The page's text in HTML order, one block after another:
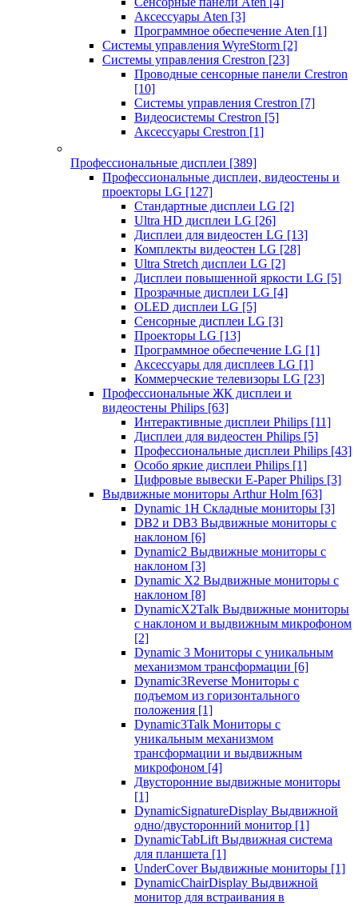
Аксессуары Aten [3]
Программное обеспечение Aten [1]
Системы управления WyreStorm [2]
Системы управления Crestron [23]
Проводные сенсорные панели Crestron
[10]
Системы управления Crestron [7]
Видеосистемы Crestron [5]
Аксессуары Crestron [1]
Профессиональные дисплеи [389]
Профессиональные дисплеи, видеостены и
проекторы LG [127]
Стандартные дисплеи LG [2]
Ultra HD дисплеи LG [26]
Дисплеи для видеостен LG [13]
Комплекты видеостен LG [28]
Ultra Stretch дисплеи LG [2]
Дисплеи повышенной яркости LG [5]
Прозрачные дисплеи LG [4]
OLED дисплеи LG [5]
Сенсорные дисплеи LG [3]
Проекторы LG [13]
Программное обеспечение LG [1]
Аксессуары для дисплеев LG [1]
Коммерческие телевизоры LG [23]
Профессиональные ЖК дисплеи и
видеостены Philips [63]
Интерактивные дисплеи Philips [11]
Дисплеи для видеостен Philips [5]
Профессиональные дисплеи Philips [43]
Особо яркие дисплеи Philips [1]
Цифровые вывески E-Paper Philips [3]
Выдвижные мониторы Arthur Holm [63]
Dynamic 1Н Складные мониторы [3]
DB2 и DB3 Выдвижные мониторы с
наклоном [6]
Dynamic2 Выдвижные мониторы с
наклоном [3]
Dynamic X2 Выдвижные мониторы с
наклоном [8]
DynamicX2Talk Выдвижные мониторы
с наклоном и выдвижным микрофоном
[2]
Dynamic 3 Мониторы с уникальным
механизмом трансформации [6]
Dynamic3Reverse Мониторы с
подъемом из горизонтального
положения [1]
Dynamic3Talk Мониторы с
уникальным механизмом
трансформации и выдвижным
микрофоном [4]
Двусторонние выдвижные мониторы
[1]
DynamicSignatureDisplay Выдвижной
одно/двусторонний монитор [1]
DynamicTabLift Выдвижная система
для планшета [1]
UnderCover Выдвижные мониторы [1]
DynamicChairDisplay Выдвижной
монитор для встраивания в